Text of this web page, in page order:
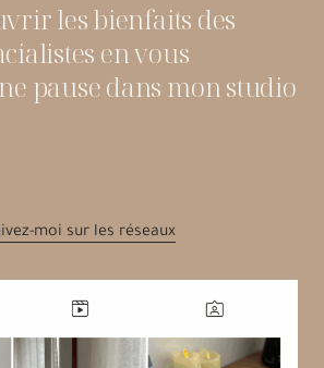
les bienfaits des
en vous
pause dans mon studio
moi sur les réseaux